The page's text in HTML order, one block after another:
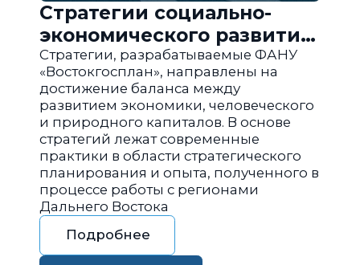
Стратегии социально-
экономического развития
субъектов РФ
Стратегии, разрабатываемые ФАНУ
«Востокгосплан», направлены на
достижение баланса между
развитием экономики, человеческого
и природного капиталов. В основе
стратегий лежат современные
практики в области стратегического
планирования и опыта, полученного в
процессе работы с регионами
Дальнего Востока
Подробнее